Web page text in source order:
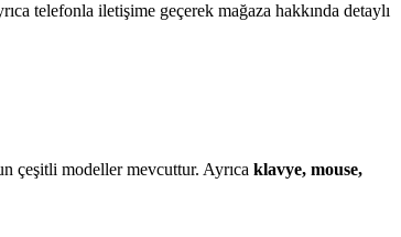
telefonla iletişime geçerek mağaza hakkında detaylı
çeşitli modeller mevcuttur. Ayrıca klavye, mouse,